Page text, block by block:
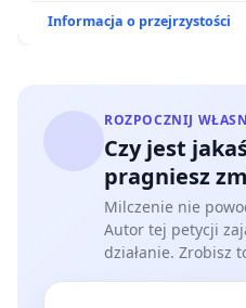
Informacja o przejrzystości
ROZPOCZNIJ
Czy jest
pragniesz
Milczenie nie
Autor tej petycji
działanie. Zrobisz